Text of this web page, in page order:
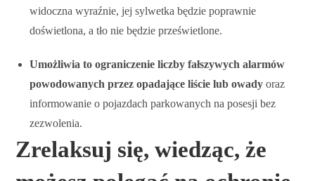
widoczna wyraźnie, jej sylwetka będzie poprawnie
doświetlona, a tło nie będzie prześwietlone.
Umożliwia to ograniczenie liczby fałszywych alarmów
powodowanych przez opadające liście lub owady oraz
informowanie o pojazdach parkowanych na posesji bez
zezwolenia.
Zrelaksuj się, wiedząc, że